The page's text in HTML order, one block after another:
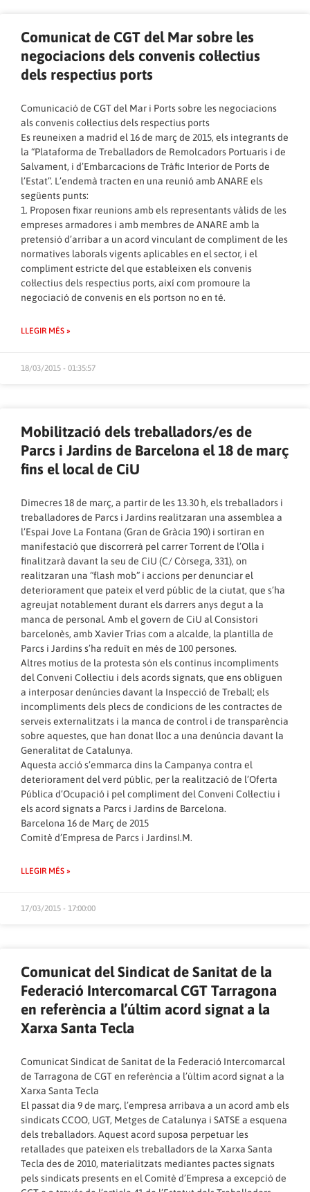
Comunicat de CGT del Mar sobre les
negociacions dels convenis col·lectius
dels respectius ports
Comunicació de CGT del Mar i Ports sobre les negociacions
als convenis col·lectius dels respectius ports
Es reuneixen a madrid el 16 de març de 2015, els integrants de
la “Plataforma de Treballadors de Remolcadors Portuaris i de
Salvament, i d’Embarcacions de Tràfic Interior de Ports de
l’Estat”. L’endemà tracten en una reunió amb ANARE els
següents punts:
1. Proposen fixar reunions amb els representants vàlids de les
empreses armadores i amb membres de ANARE amb la
pretensió d’arribar a un acord vinculant de compliment de les
normatives laborals vigents aplicables en el sector, i el
compliment estricte del que estableixen els convenis
col·lectius dels respectius ports, així com promoure la
negociació de convenis en els portson no en té.
LLEGIR MÉS »
18/03/2015 - 01:35:57
Mobilització dels treballadors/es de
Parcs i Jardins de Barcelona el 18 de març
fins el local de CiU
Dimecres 18 de març, a partir de les 13.30 h, els treballadors i
treballadores de Parcs i Jardins realitzaran una assemblea a
l’Espai Jove La Fontana (Gran de Gràcia 190) i sortiran en
manifestació que discorrerà pel carrer Torrent de l’Olla i
finalitzarà davant la seu de CiU (C/ Còrsega, 331), on
realitzaran una “flash mob” i accions per denunciar el
deteriorament que pateix el verd públic de la ciutat, que s’ha
agreujat notablement durant els darrers anys degut a la
manca de personal. Amb el govern de CiU al Consistori
barcelonès, amb Xavier Trias com a alcalde, la plantilla de
Parcs i Jardins s’ha reduït en més de 100 persones.
Altres motius de la protesta són els continus incompliments
del Conveni Col·lectiu i dels acords signats, que ens obliguen
a interposar denúncies davant la Inspecció de Treball; els
incompliments dels plecs de condicions de les contractes de
serveis externalitzats i la manca de control i de transparència
sobre aquestes, que han donat lloc a una denúncia davant la
Generalitat de Catalunya.
Aquesta acció s’emmarca dins la Campanya contra el
deteriorament del verd públic, per la realització de l’Oferta
Pública d’Ocupació i pel compliment del Conveni Col·lectiu i
els acord signats a Parcs i Jardins de Barcelona.
Barcelona 16 de Març de 2015
Comitè d’Empresa de Parcs i JardinsI.M.
LLEGIR MÉS »
17/03/2015 - 17:00:00
Comunicat del Sindicat de Sanitat de la
Federació Intercomarcal CGT Tarragona
en referència a l’últim acord signat a la
Xarxa Santa Tecla
Comunicat Sindicat de Sanitat de la Federació Intercomarcal
de Tarragona de CGT en referència a l’últim acord signat a la
Xarxa Santa Tecla
El passat dia 9 de març, l’empresa arribava a un acord amb els
sindicats CCOO, UGT, Metges de Catalunya i SATSE a esquena
dels treballadors. Aquest acord suposa perpetuar les
retallades que pateixen els treballadors de la Xarxa Santa
Tecla des de 2010, materialitzats mediantes pactes signats
pels sindicats presents en el Comitè d’Empresa a excepció de